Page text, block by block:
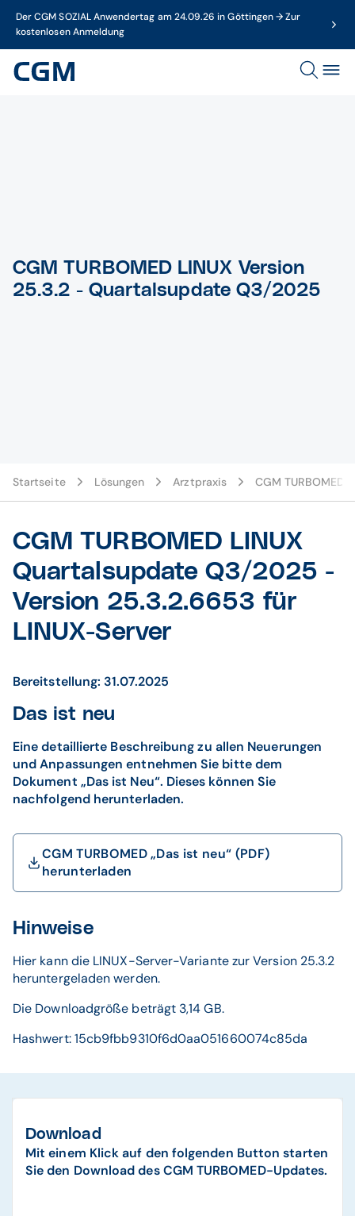
Der CGM SOZIAL Anwendertag am 24.09.26 in Göttingen → Zur
kostenlosen Anmeldung
CGM TURBOMED LINUX Version
25.3.2 - Quartalsupdate Q3/2025
Startseite Lösungen Arztpraxis CGM
CGM TURBOMED LINUX
Quartalsupdate Q3/2025 -
Version 25.3.2.6653 für
LINUX-Server
Bereitstellung: 31.07.2025
Das ist neu
Eine detaillierte Beschreibung zu allen Neuerungen
und Anpassungen entnehmen Sie bitte dem
Dokument „Das ist Neu“. Dieses können Sie
nachfolgend herunterladen.
CGM TURBOMED „Das ist neu“ (PDF)
herunterladen
Hinweise
Hier kann die LINUX-Server-Variante zur Version 25.3.2
heruntergeladen werden.
Die Downloadgröße beträgt 3,14 GB.
Hashwert: 15cb9fbb9310f6d0aa051660074c85da
Download
Mit einem Klick auf den folgenden Button starten
Sie den Download des CGM TURBOMED-Updates.